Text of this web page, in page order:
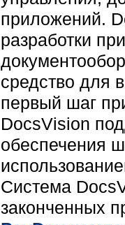
приложений.
разработки
средство для
первый шаг
DocsVision
обеспечения
Система
законченных